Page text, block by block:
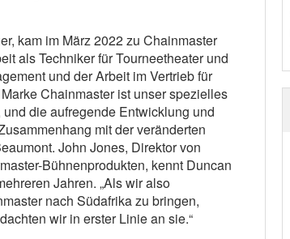
kam im März 2022 zu Chainmaster
als Techniker für Tourneetheater und
und der Arbeit im Vertrieb für
Chainmaster ist unser spezielles
die aufregende Entwicklung und
mit der veränderten
John Jones, Direktor von
Bühnenprodukten, kennt Duncan
Jahren. „Als wir also
nach Südafrika zu bringen,
wir in erster Linie an sie.“